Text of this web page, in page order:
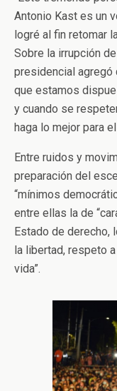
Antonio Kast es un
logré al fin retomar
Sobre la irrupción
presidencial agregó
que estamos
y cuando se
haga lo mejor para
Entre ruidos y
preparación del
“mínimos
entre ellas la de
Estado de derecho,
la libertad, respeto
vida”.